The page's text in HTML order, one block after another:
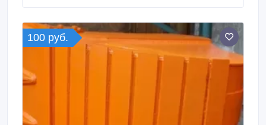
влаги, подготовки почвы под посев.
100 руб.